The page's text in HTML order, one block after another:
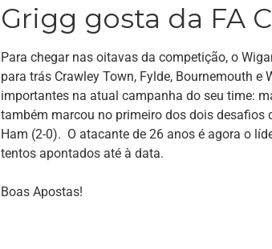
Grigg gosta da FA
Para chegar nas oitavas da competição, o
para trás Crawley Town, Fylde, Bournemouth
importantes na atual campanha do seu time:
também marcou no primeiro dos dois desafios
Ham (2-0). O atacante de 26 anos é agora o
tentos apontados até à data.
Boas Apostas!